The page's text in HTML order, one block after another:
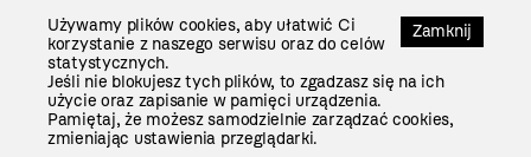
Zamknij
Używamy plików cookies, aby ułatwić Ci
korzystanie z naszego serwisu oraz do celów
statystycznych.
Jeśli nie blokujesz tych plików, to zgadzasz się na ich
użycie oraz zapisanie w pamięci urządzenia.
Pamiętaj, że możesz samodzielnie zarządzać cookies,
zmieniając ustawienia przeglądarki.